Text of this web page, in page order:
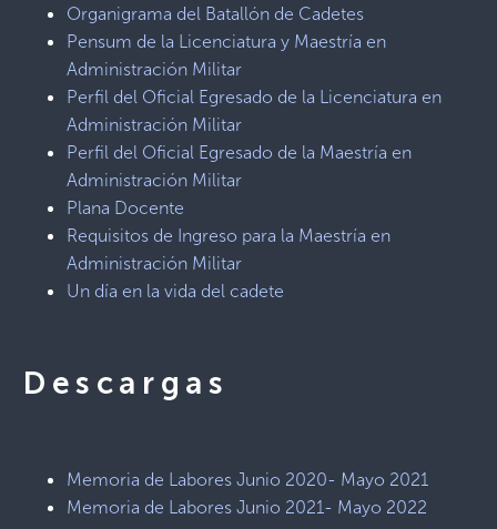
Organigrama del Batallón de Cadetes
Pensum de la Licenciatura y Maestría en
Administración Militar
Perfil del Oficial Egresado de la Licenciatura en
Administración Militar
Perfil del Oficial Egresado de la Maestría en
Administración Militar
Plana Docente
Requisitos de Ingreso para la Maestría en
Administración Militar
Un día en la vida del cadete
Descargas
Memoria de Labores Junio 2020- Mayo 2021
Memoria de Labores Junio 2021- Mayo 2022